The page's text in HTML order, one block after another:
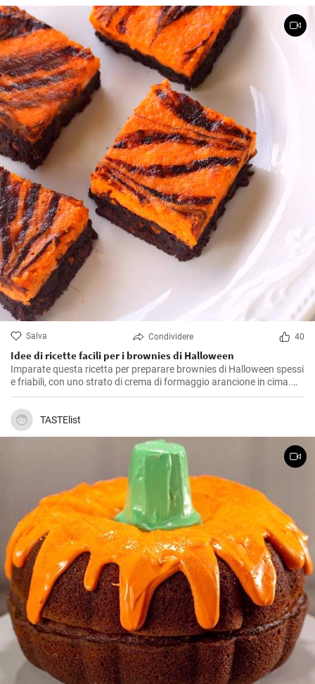
Salva Condividere 40
Idee di ricette facili per i brownies di Halloween
Imparate questa ricetta per preparare brownies di Halloween spessi
e friabili, con uno strato di crema di formaggio arancione in cima.
Questa facile ricetta dei brownies di Halloween vi lascerà
sicuramente con la voglia di mangiarne ancora!
TASTElist